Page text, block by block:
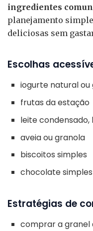
ingredientes
planejamento
deliciosas sem
Escolhas
iogurte natural ou
frutas da estação
leite
aveia ou granola
biscoitos simples
chocolate
Estratégias de
comprar a granel